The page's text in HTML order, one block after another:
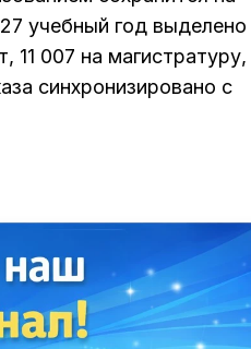
учебный год выделено
11 007 на
синхронизировано с